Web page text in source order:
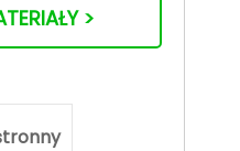
>